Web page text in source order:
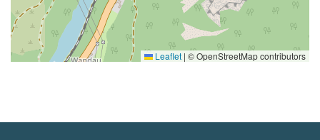
Leaflet | © OpenStreetMap contributors